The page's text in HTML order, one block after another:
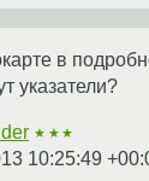
в
указатели?
★★★
10:25:49